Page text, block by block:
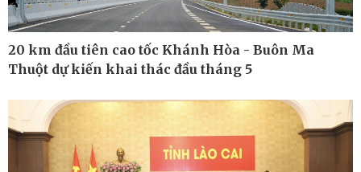
Pháp luật
Thể thao
Pickleball
20 km đầu tiên cao tốc Khánh Hòa - Buôn Ma
Thuột dự kiến khai thác đầu tháng 5